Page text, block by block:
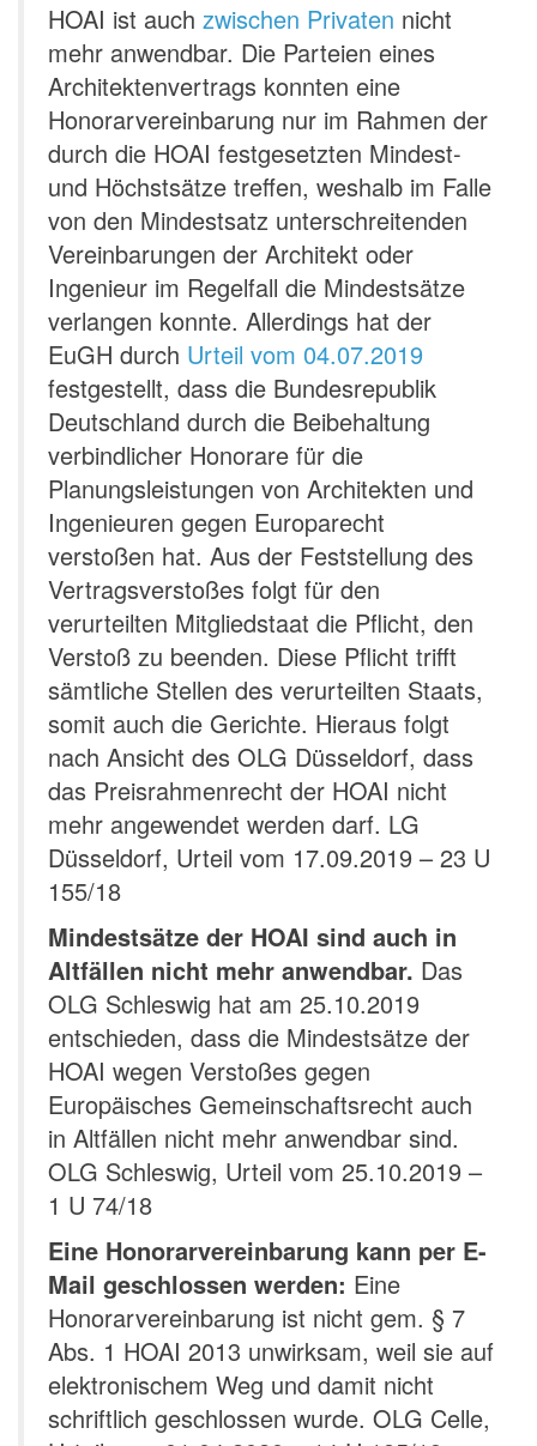
HOAI ist auch zwischen Privaten nicht
mehr anwendbar. Die Parteien eines
Architektenvertrags konnten eine
Honorarvereinbarung nur im Rahmen der
durch die HOAI festgesetzten Mindest-
und Höchstsätze treffen, weshalb im Falle
von den Mindestsatz unterschreitenden
Vereinbarungen der Architekt oder
Ingenieur im Regelfall die Mindestsätze
verlangen konnte. Allerdings hat der
EuGH durch Urteil vom 04.07.2019
festgestellt, dass die Bundesrepublik
Deutschland durch die Beibehaltung
verbindlicher Honorare für die
Planungsleistungen von Architekten und
Ingenieuren gegen Europarecht
verstoßen hat. Aus der Feststellung des
Vertragsverstoßes folgt für den
verurteilten Mitgliedstaat die Pflicht, den
Verstoß zu beenden. Diese Pflicht trifft
sämtliche Stellen des verurteilten Staats,
somit auch die Gerichte. Hieraus folgt
nach Ansicht des OLG Düsseldorf, dass
das Preisrahmenrecht der HOAI nicht
mehr angewendet werden darf. LG
Düsseldorf, Urteil vom 17.09.2019 – 23 U
155/18
Mindestsätze der HOAI sind auch in
Altfällen nicht mehr anwendbar. Das
OLG Schleswig hat am 25.10.2019
entschieden, dass die Mindestsätze der
HOAI wegen Verstoßes gegen
Europäisches Gemeinschaftsrecht auch
in Altfällen nicht mehr anwendbar sind.
OLG Schleswig, Urteil vom 25.10.2019 –
1 U 74/18
Eine Honorarvereinbarung kann per E-
Mail geschlossen werden: Eine
Honorarvereinbarung ist nicht gem. § 7
Abs. 1 HOAI 2013 unwirksam, weil sie auf
elektronischem Weg und damit nicht
schriftlich geschlossen wurde. OLG Celle,